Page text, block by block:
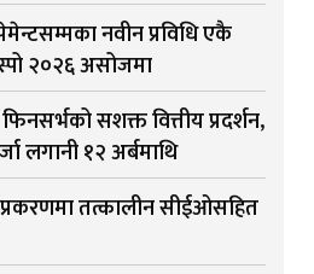
नवीन प्रविधि एकै
२०२६ असोजमा
सशक्त वित्तीय प्रदर्शन,
लगानी १२ अर्बमाथि
तत्कालीन सीईओसहित